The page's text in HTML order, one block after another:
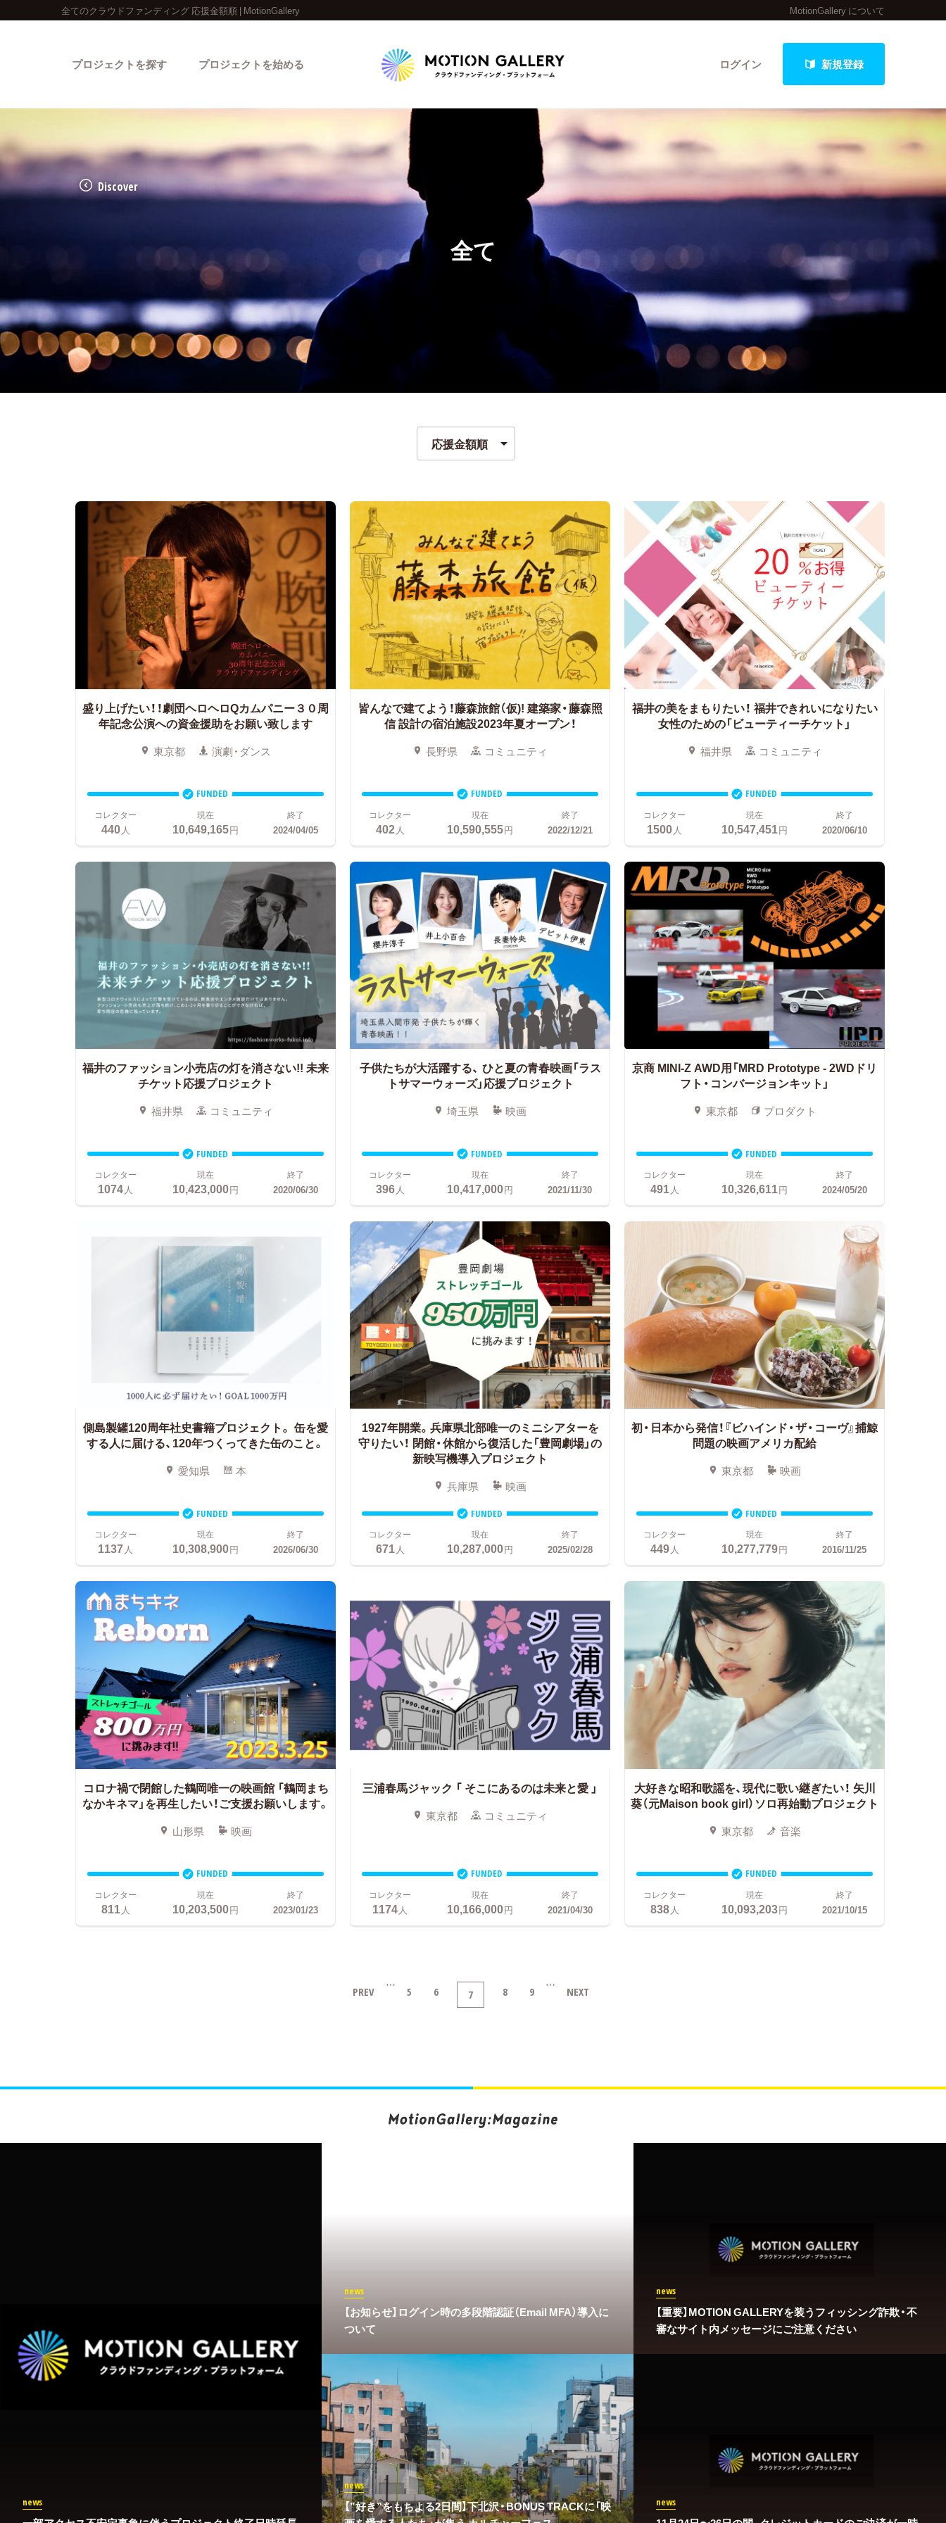
全てのクラウドファンディング 応援金額順 | MotionGallery MotionGallery について
ログイン 新規登録
プロジェクトを探す
人気のプロジェクト 終了間近のプロジェクト
キュレーターから探す
プロジェクトを始める
Discover
全て
盛り上げたい！！劇団ヘロヘロQカムパニー３０周
年記念公演への資金援助をお願い致します
東京都 演劇・ダンス
FUNDED
コレクター
440 人
現在
10,649,165円
終了
2024/04/05
皆んなで建てよう！藤森旅館（仮)! 建築家・藤森照
信 設計の宿泊施設2023年夏オープン！
長野県 コミュニティ
FUNDED
コレクター
402 人
現在
10,590,555円
終了
2022/12/21
福井の美をまもりたい！ 福井できれいになりたい
女性のための「ビューティーチケット」
福井県 コミュニティ
FUNDED
コレクター
1500 人
現在
10,547,451円
終了
2020/06/10
福井のファッション小売店の灯を消さない!! 未来
チケット応援プロジェクト
福井県 コミュニティ
FUNDED
コレクター
1074人
現在
10,423,000円
終了
2020/06/30
子供たちが大活躍する、 ひと夏の青春映画「ラス
トサマーウォーズ」応援プロジェクト
埼玉県 映画
FUNDED
コレクター
396人
現在
10,417,000円
終了
2021/11/30
京商 MINI-Z AWD用「MRD Prototype - 2WDドリ
フト・コンバージョンキット」
東京都 プロダクト
FUNDED
コレクター
491人
現在
10,326,611円
終了
2024/05/20
側島製罐120周年社史書籍プロジェクト。 缶を愛
する人に届ける、120年つくってきた缶のこと。
愛知県 本
FUNDED
コレクター
1137人
現在
10,308,900円
終了
2026/06/30
1927年開業。兵庫県北部唯一のミニシアターを
守りたい！ 閉館・休館から復活した「豊岡劇場」の
新映写機導入プロジェクト
兵庫県 映画
FUNDED
コレクター
671人
現在
10,287,000円
終了
2025/02/28
初・日本から発信！『ビハインド・ザ・コーヴ』捕鯨
問題の映画アメリカ配給
東京都 映画
FUNDED
コレクター
449人
現在
10,277,779円
終了
2016/11/25
コロナ禍で閉館した鶴岡唯一の映画館「鶴岡まち
なかキネマ」を再生したい！ご支援お願いします。
山形県 映画
FUNDED
コレクター
811人
現在
10,203,500円
終了
2023/01/23
三浦春馬ジャック 「 そこにあるのは未来と愛 」
東京都 コミュニティ
FUNDED
コレクター
1174人
現在
10,166,000円
終了
2021/04/30
大好きな昭和歌謡を、現代に歌い継ぎたい！ 矢川
葵（元Maison book girl）ソロ再始動プロジェクト
東京都 音楽
FUNDED
コレクター
838人
現在
10,093,203円
終了
2021/10/15
PREV … 5 6 7 8 9 … NEXT
news
news
​【お知らせ】ログイン時の多段階認証（Email MFA）導入に
ついて
news
【重要】MOTION GALLERYを装うフィッシング詐欺・不
審なサイト内メッセージにご注意ください
news
【”好き”をもちよる2日間】下北沢・BONUS TRACKに「映
news